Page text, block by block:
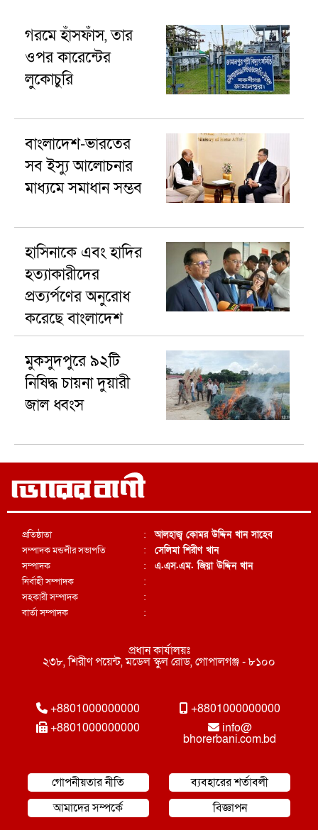
গরমে হাঁসফাঁস, তার
ওপর কারেন্টের
লুকোচুরি
বাংলাদেশ-ভারতের
সব ইস্যু আলোচনার
মাধ্যমে সমাধান সম্ভব
হাসিনাকে এবং হা‌দির
হত্যাকারীদের
প্রত্যর্পণের অনুরোধ
করেছে বাংলাদেশ
মুকসুদপুরে ৯২টি
নিষিদ্ধ চায়না দুয়ারী
জাল ধ্বংস
প্রতিষ্ঠাতা
সম্পাদক মন্ডলীর সভাপতি
সম্পাদক
নির্বাহী সম্পাদক
সহকারী সম্পাদক
বার্তা সম্পাদক
:
:
:
:
:
:
আলহাজ্ব কোমর উদ্দিন খান সাহেব
সেলিমা শিরীণ খান
এ.এস.এম. জিয়া উদ্দিন খান
প্রধান কার্যালয়ঃ
২৩৮, শিরীণ পয়েন্ট, মডেল স্কুল রোড, গোপালগঞ্জ - ৮১০০
+8801000000000
+8801000000000
+8801000000000
info@
bhorerbani.com.bd
গোপনীয়তার নীতি
ব্যবহারের শর্তাবলী
আমাদের সম্পর্কে
বিজ্ঞাপন